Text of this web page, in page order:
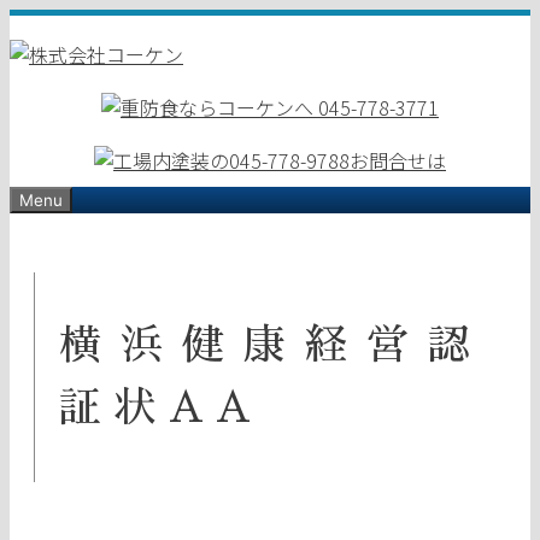
コ
ン
スMenu
横浜健康経営認
証状AA